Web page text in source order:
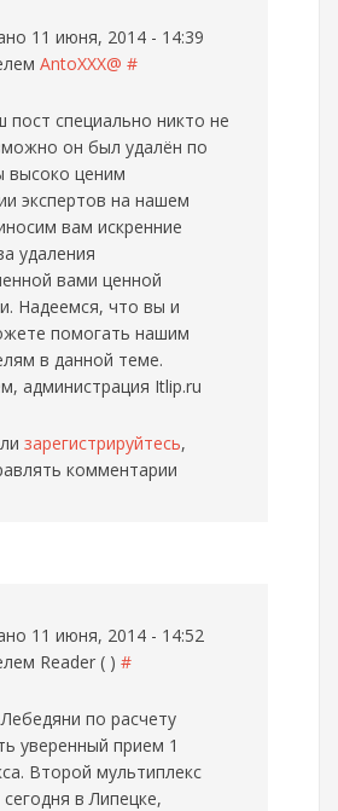
11 июня, 2014 - 14:39
AntoXXX@ #
пост специально никто не
он был удалён по
ценим
экспертов на нашем
вам искренние
удаления
вами ценной
Надеемся, что вы и
помогать нашим
в данной теме.
администрация Itlip.ru
зарегистрируйтесь,
комментарии
11 июня, 2014 - 14:52
Reader ( ) #
по расчету
уверенный прием 1
Второй мультиплекс
в Липецке,